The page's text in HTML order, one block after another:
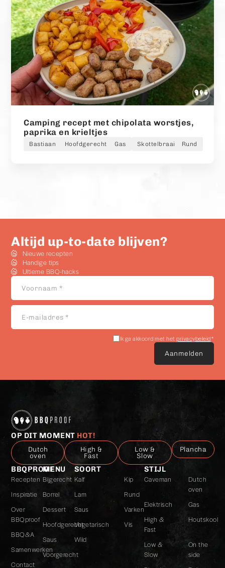
Camping recept met chipolata worstjes,
paprika en krieltjes
Bastiaan Hoofdgerecht Gas Skottelbraai Rund
Altijd up-to-date blijven?
Nieuwe recepten
Handige tips
Ultieme BBQ-hacks
Voornaam
E-
mailadres
*
*
Ik ga akkoord met hetprivacybeleid*
OP DIT MOMENT HOT!
Dutch
oven
High &
Fast
Low &
Slow
Plancha
BBQPROOF
Recepten
Inspiratie
Over
BBQproof
BBQ&A
Samenwerken
Contact
MENU
Bijgerecht
Borrel
Dessert
Hoofdgerecht
Saus
Voorgerecht
SOORT
Kalf
Kip
Lam
Rund
Saus
Varken
Vegetarisch
Vis
Wild
STIJL
Caveman
Dutch
oven
Elektrisch
Gas
High &
Fast
Houtskool
Low &
Slow
On the
side